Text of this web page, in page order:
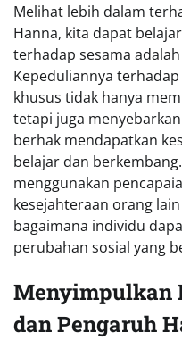
Melihat lebih dalam
Hanna, kita dapat
terhadap sesama
Kepeduliannya
khusus tidak hanya
tetapi juga
berhak mendapatkan
belajar dan
menggunakan
kesejahteraan orang
bagaimana individu
perubahan sosial yang
Menyimpulkan
dan Pengaruh